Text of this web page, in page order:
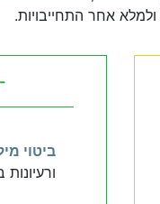
אחר התחייבויות.
ביטוי